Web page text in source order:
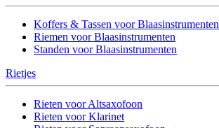
Koffers & Tassen voor Blaasinstrumenten
Riemen voor Blaasinstrumenten
Standen voor Blaasinstrumenten
Rietjes
Rieten voor Altsaxofoon
Rieten voor Klarinet